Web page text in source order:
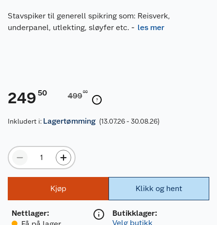
Stavspiker til generell spikring som: Reisverk,
underpanel, utlekting, sløyfer etc. - les mer
249 50 49900
Inkludert i: Lagertømming (13.07.26 - 30.08.26)
Kjøp
Nettlager:
Klikk og hent
Butikklager:
Velg butikk